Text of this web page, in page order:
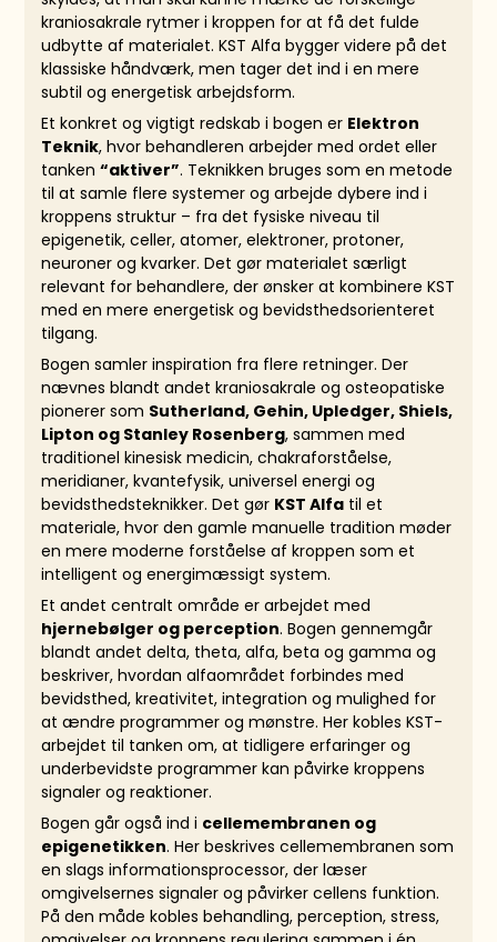
kraniosakrale rytmer i kroppen for at få det fulde
udbytte af materialet. KST Alfa bygger videre på det
klassiske håndværk, men tager det ind i en mere
subtil og energetisk arbejdsform.
Et konkret og vigtigt redskab i bogen er Elektron
Teknik, hvor behandleren arbejder med ordet eller
tanken“aktiver”. Teknikken bruges som en metode
til at samle flere systemer og arbejde dybere ind i
kroppens struktur – fra det fysiske niveau til
epigenetik, celler, atomer, elektroner, protoner,
neuroner og kvarker. Det gør materialet særligt
relevant for behandlere, der ønsker at kombinere KST
med en mere energetisk og bevidsthedsorienteret
tilgang.
Bogen samler inspiration fra flere retninger. Der
nævnes blandt andet kraniosakrale og osteopatiske
pionerer som Sutherland, Gehin, Upledger, Shiels,
Lipton og Stanley Rosenberg, sammen med
traditionel kinesisk medicin, chakraforståelse,
meridianer, kvantefysik, universel energi og
bevidsthedsteknikker. Det gør KST Alfa til et
materiale, hvor den gamle manuelle tradition møder
en mere moderne forståelse af kroppen som et
intelligent og energimæssigt system.
Et andet centralt område er arbejdet med
hjernebølger og perception. Bogen gennemgår
blandt andet delta, theta, alfa, beta og gamma og
beskriver, hvordan alfaområdet forbindes med
bevidsthed, kreativitet, integration og mulighed for
at ændre programmer og mønstre. Her kobles KST-
arbejdet til tanken om, at tidligere erfaringer og
underbevidste programmer kan påvirke kroppens
signaler og reaktioner.
Bogen går også ind i cellemembranen og
epigenetikken. Her beskrives cellemembranen som
en slags informationsprocessor, der læser
omgivelsernes signaler og påvirker cellens funktion.
På den måde kobles behandling, perception, stress,